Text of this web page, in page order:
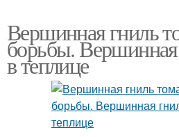
Вершинная гниль
борьбы. Вершинная
в теплице